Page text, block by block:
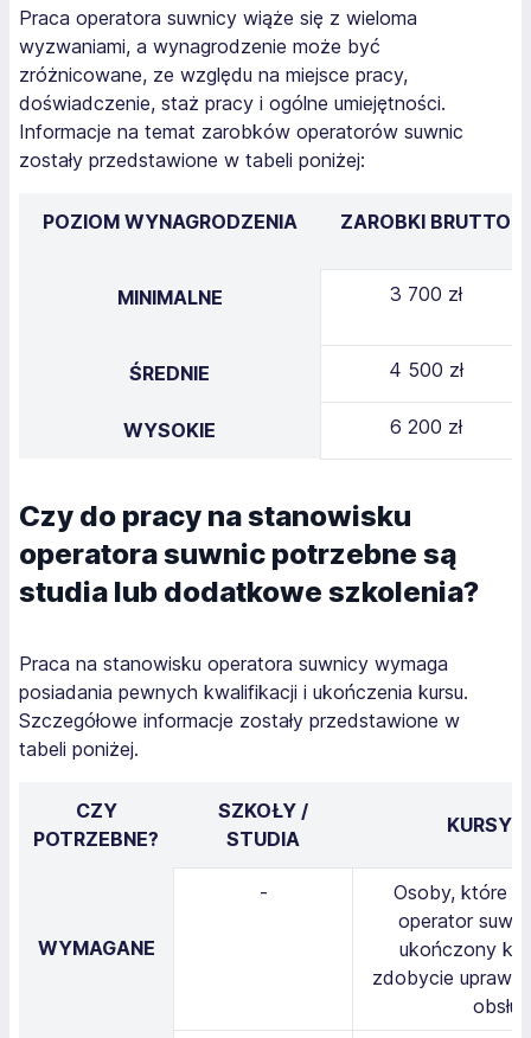
Praca operatora suwnicy wiąże się z wieloma
wyzwaniami, a wynagrodzenie może być
zróżnicowane, ze względu na miejsce pracy,
doświadczenie, staż pracy i ogólne umiejętności.
Informacje na temat zarobków operatorów suwnic
zostały przedstawione w tabeli poniżej:
POZIOM WYNAGRODZENIA ZAROBKI BRUTTO
MINIMALNE 3 700 zł
ŚREDNIE 4 500 zł
WYSOKIE 6 200 zł
Czy do pracy na stanowisku
operatora suwnic potrzebne są
studia lub dodatkowe szkolenia?
Praca na stanowisku operatora suwnicy wymaga
posiadania pewnych kwalifikacji i ukończenia kursu.
Szczegółowe informacje zostały przedstawione w
tabeli poniżej.
CZY
POTRZEBNE?
SZKOŁY /
STUDIA
KURSY /
WYMAGANE
-
Osoby, które
operator
ukończony
zdobycie